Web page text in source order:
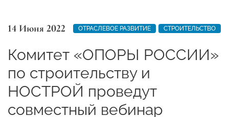
14 Июня 2022 ОТРАСЛЕВОЕ РАЗВИТИЕ СТРОИТЕЛЬСТВО
Комитет «ОПОРЫ РОССИИ»
по строительству и
НОСТРОЙ проведут
совместный вебинар